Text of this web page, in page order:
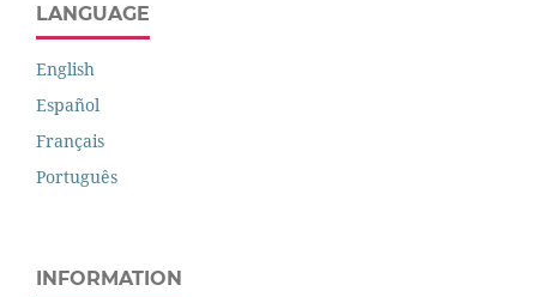
LANGUAGE
English
Español
Français
Português
INFORMATION